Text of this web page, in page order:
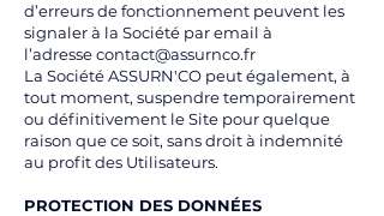
d’erreurs de fonctionnement peuvent les
signaler à la Société par email à
l’adressecontact@assurnco.fr
La Société ASSURN'CO peut également, à
tout moment, suspendre temporairement
ou définitivement le Site pour quelque
raison que ce soit, sans droit à indemnité
au profit des Utilisateurs.
PROTECTION DES DONNÉES